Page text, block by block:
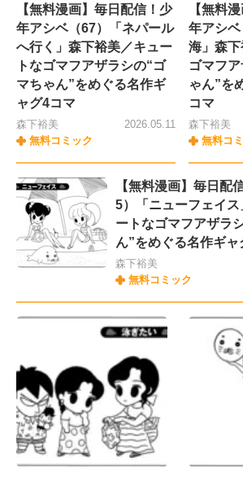
【無料漫画】毎日配信！少
年アシベ（67）「ネパール
へ行く」森下裕美／キュー
トなゴマフアザラシの“ゴ
マちゃん”をめぐる名作ギ
ャグ4コマ
森下裕美
無料コミック
2026.05.11
【無料
年アシ
海」森
ゴマフ
ゃん”を
コマ
森下裕美
無料コ
【無料漫画】毎日配
5）「ニューフェイ
ートなゴマフアザラ
ん”をめぐる名作ギャ
森下裕美
無料コミック